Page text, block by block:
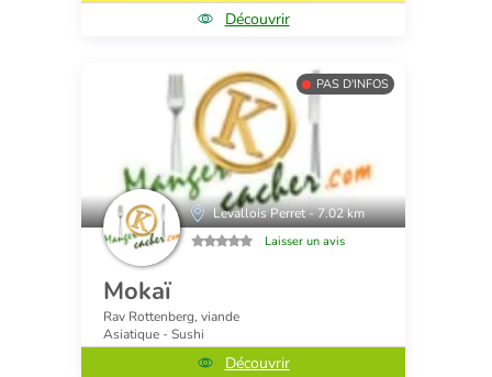
Découvrir
PAS D'INFOS
Levallois Perret - 7.02 km
Laisser un avis
Mokaï
Rav Rottenberg, viande
Asiatique - Sushi
Découvrir